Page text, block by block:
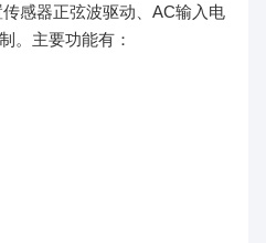
感器正弦波驱动、AC输入电
。主要功能有：